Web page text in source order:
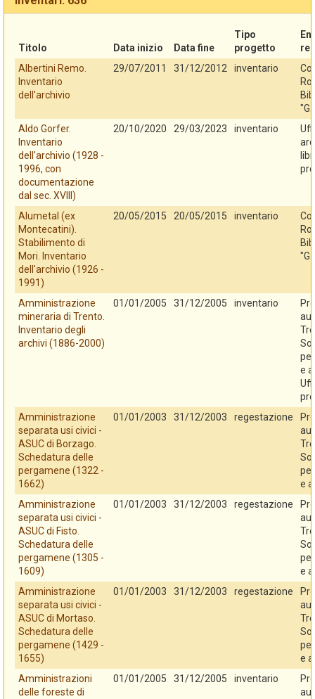
Titolo Data inizio Data fine
Tipo
progetto
Albertini Remo.
Inventario
dell'archivio
29/07/2011 31/12/2012 inventario
Aldo Gorfer.
Inventario
dell'archivio (1928 -
1996, con
documentazione
dal sec. XVIII)
20/10/2020 29/03/2023 inventario
Alumetal (ex
Montecatini).
Stabilimento di
Mori. Inventario
dell'archivio (1926 -
1991)
20/05/2015 20/05/2015 inventario
Amministrazione
mineraria di Trento.
Inventario degli
archivi (1886-2000)
01/01/2005 31/12/2005 inventario
e
Amministrazione
separata usi civici -
ASUC di Borzago.
Schedatura delle
pergamene (1322 -
1662)
01/01/2003 31/12/2003 regestazione
e
Amministrazione
separata usi civici -
ASUC di Fisto.
Schedatura delle
pergamene (1305 -
1609)
01/01/2003 31/12/2003 regestazione
e
Amministrazione
separata usi civici -
ASUC di Mortaso.
Schedatura delle
pergamene (1429 -
1655)
01/01/2003 31/12/2003 regestazione
e
Amministrazioni
delle foreste di
01/01/2005 31/12/2005 inventario